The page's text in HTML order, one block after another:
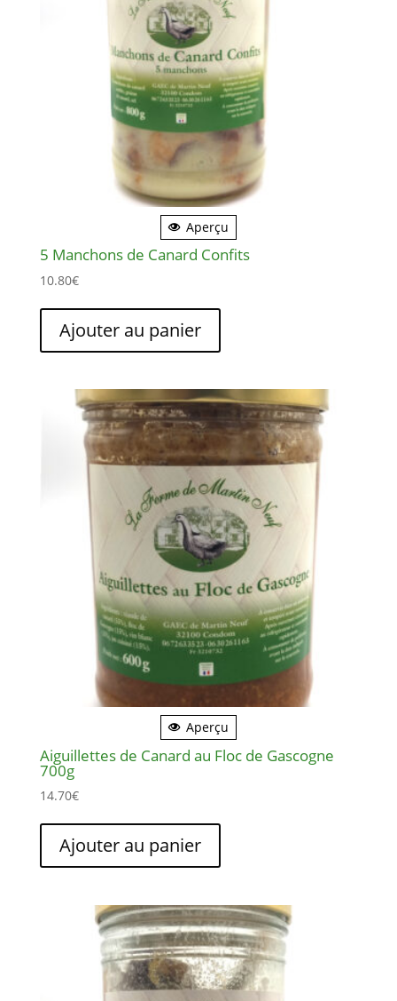
Aperçu
5 Manchons de Canard Confits
10.80€
Ajouter au panier
Aperçu
Aiguillettes de Canard au Floc de Gascogne
700g
14.70€
Ajouter au panier